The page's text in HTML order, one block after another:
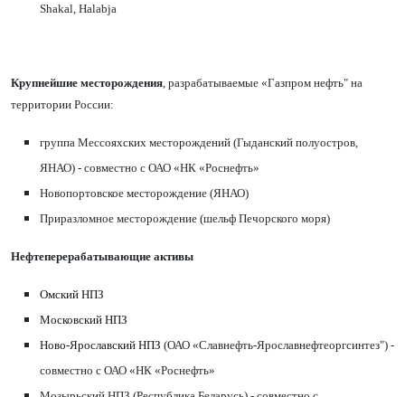
Shakal, Halabja
Крупнейшие месторождения , разрабатываемые «Газпром нефть" на
территории России:
группа Мессояхских месторождений (Гыданский полуостров,
ЯНАО) - совместно с ОАО «НК «Роснефть»
Новопортовское месторождение (ЯНАО)
Приразломное месторождение (шельф Печорского моря)
Нефтеперерабатывающие активы
Омский НПЗ
Московский НПЗ
Ново-Ярославский НПЗ (ОАО «Славнефть-Ярославнефтеоргсинтез") -
совместно с ОАО «НК «Роснефть»